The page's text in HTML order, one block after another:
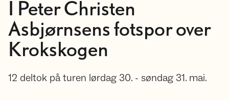
I Peter Christen
Asbjørnsens fotspor over
Krokskogen
12 deltok på turen lørdag 30. - søndag 31. mai.